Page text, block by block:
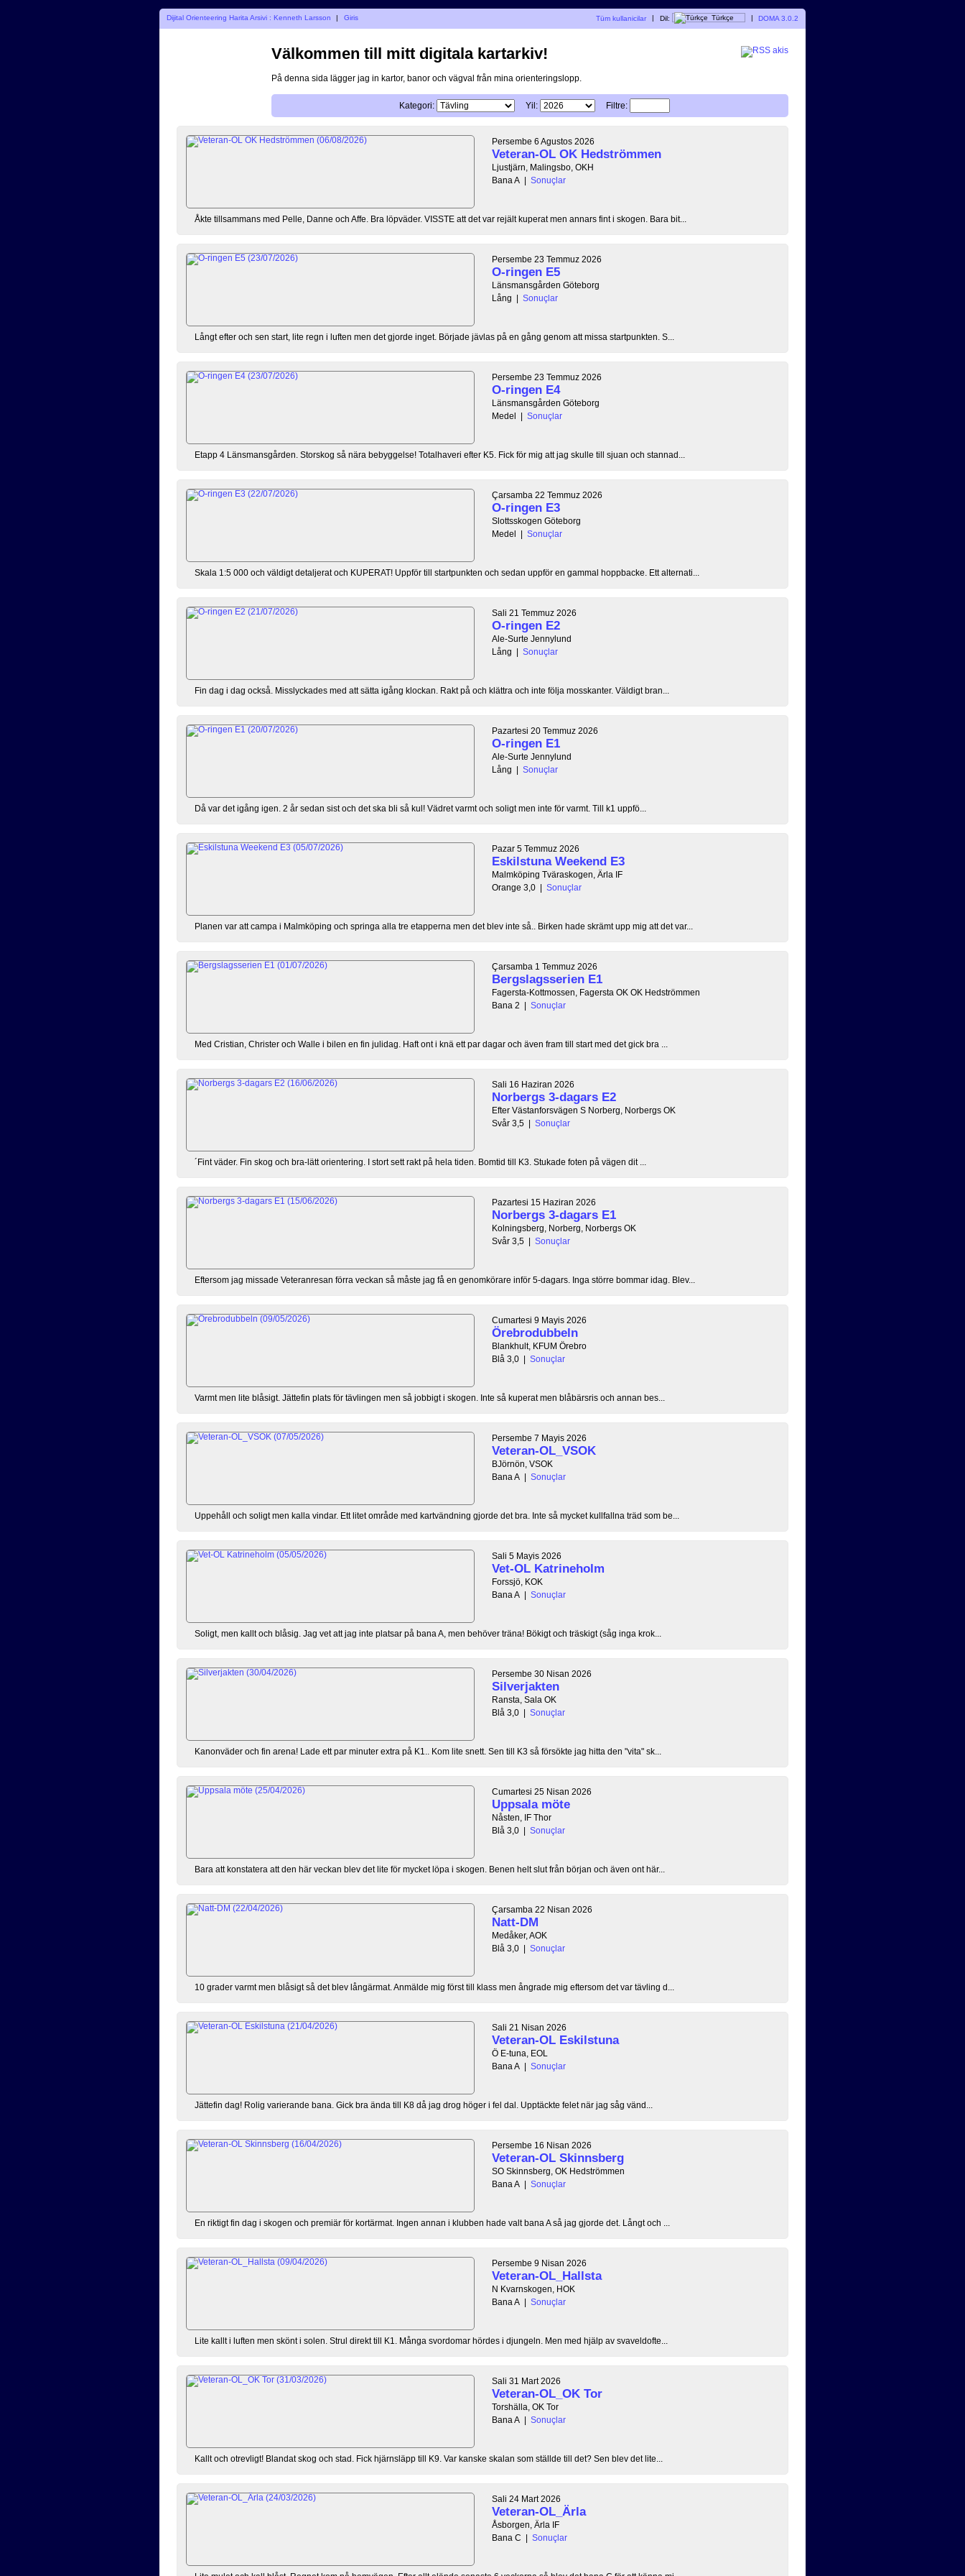
Dijital Orienteering Harita Arsivi : Kenneth Larsson | Giris Tüm kullanicilar | Dil: Türkçe | DOMA 3.0.2
Välkommen till mitt digitala kartarkiv!
På denna sida lägger jag in kartor, banor och vägval från mina orienteringslopp.
Kategori: Yil: Filtre:
Persembe 6 Agustos 2026
Veteran-OL OK Hedströmmen
Ljustjärn, Malingsbo, OKH
Bana A | Sonuçlar
Åkte tillsammans med Pelle, Danne och Affe. Bra löpväder. VISSTE att det var rejält kuperat men annars fint i skogen. Bara bit...
Persembe 23 Temmuz 2026
O-ringen E5
Länsmansgården Göteborg
Lång | Sonuçlar
Långt efter och sen start, lite regn i luften men det gjorde inget. Började jävlas på en gång genom att missa startpunkten. S...
Persembe 23 Temmuz 2026
O-ringen E4
Länsmansgården Göteborg
Medel | Sonuçlar
Etapp 4 Länsmansgården. Storskog så nära bebyggelse! Totalhaveri efter K5. Fick för mig att jag skulle till sjuan och stannad...
Çarsamba 22 Temmuz 2026
O-ringen E3
Slottsskogen Göteborg
Medel | Sonuçlar
Skala 1:5 000 och väldigt detaljerat och KUPERAT! Uppför till startpunkten och sedan uppför en gammal hoppbacke. Ett alternati...
Sali 21 Temmuz 2026
O-ringen E2
Ale-Surte Jennylund
Lång | Sonuçlar
Fin dag i dag också. Misslyckades med att sätta igång klockan. Rakt på och klättra och inte följa mosskanter. Väldigt bran...
Pazartesi 20 Temmuz 2026
O-ringen E1
Ale-Surte Jennylund
Lång | Sonuçlar
Då var det igång igen. 2 år sedan sist och det ska bli så kul! Vädret varmt och soligt men inte för varmt. Till k1 uppfö...
Pazar 5 Temmuz 2026
Eskilstuna Weekend E3
Malmköping Tväraskogen, Ärla IF
Orange 3,0 | Sonuçlar
Planen var att campa i Malmköping och springa alla tre etapperna men det blev inte så.. Birken hade skrämt upp mig att det var...
Çarsamba 1 Temmuz 2026
Bergslagsserien E1
Fagersta-Kottmossen, Fagersta OK OK Hedströmmen
Bana 2 | Sonuçlar
Med Cristian, Christer och Walle i bilen en fin julidag. Haft ont i knä ett par dagar och även fram till start med det gick bra ...
Sali 16 Haziran 2026
Norbergs 3-dagars E2
Efter Västanforsvägen S Norberg, Norbergs OK
Svår 3,5 | Sonuçlar
´Fint väder. Fin skog och bra-lätt orientering. I stort sett rakt på hela tiden. Bomtid till K3. Stukade foten på vägen dit ...
Pazartesi 15 Haziran 2026
Norbergs 3-dagars E1
Kolningsberg, Norberg, Norbergs OK
Svår 3,5 | Sonuçlar
Eftersom jag missade Veteranresan förra veckan så måste jag få en genomkörare inför 5-dagars. Inga större bommar idag. Blev...
Cumartesi 9 Mayis 2026
Örebrodubbeln
Blankhult, KFUM Örebro
Blå 3,0 | Sonuçlar
Varmt men lite blåsigt. Jättefin plats för tävlingen men så jobbigt i skogen. Inte så kuperat men blåbärsris och annan bes...
Persembe 7 Mayis 2026
Veteran-OL_VSOK
BJörnön, VSOK
Bana A | Sonuçlar
Uppehåll och soligt men kalla vindar. Ett litet område med kartvändning gjorde det bra. Inte så mycket kullfallna träd som be...
Sali 5 Mayis 2026
Vet-OL Katrineholm
Forssjö, KOK
Bana A | Sonuçlar
Soligt, men kallt och blåsig. Jag vet att jag inte platsar på bana A, men behöver träna! Bökigt och träskigt (såg inga krok...
Persembe 30 Nisan 2026
Silverjakten
Ransta, Sala OK
Blå 3,0 | Sonuçlar
Kanonväder och fin arena! Lade ett par minuter extra på K1.. Kom lite snett. Sen till K3 så försökte jag hitta den "vita" sk...
Cumartesi 25 Nisan 2026
Uppsala möte
Nåsten, IF Thor
Blå 3,0 | Sonuçlar
Bara att konstatera att den här veckan blev det lite för mycket löpa i skogen. Benen helt slut från början och även ont här...
Çarsamba 22 Nisan 2026
Natt-DM
Medåker, AOK
Blå 3,0 | Sonuçlar
10 grader varmt men blåsigt så det blev långärmat. Anmälde mig först till klass men ångrade mig eftersom det var tävling d...
Sali 21 Nisan 2026
Veteran-OL Eskilstuna
Ö E-tuna, EOL
Bana A | Sonuçlar
Jättefin dag! Rolig varierande bana. Gick bra ända till K8 då jag drog höger i fel dal. Upptäckte felet när jag såg vänd...
Persembe 16 Nisan 2026
Veteran-OL Skinnsberg
SO Skinnsberg, OK Hedströmmen
Bana A | Sonuçlar
En riktigt fin dag i skogen och premiär för kortärmat. Ingen annan i klubben hade valt bana A så jag gjorde det. Långt och ...
Persembe 9 Nisan 2026
Veteran-OL_Hallsta
N Kvarnskogen, HOK
Bana A | Sonuçlar
Lite kallt i luften men skönt i solen. Strul direkt till K1. Många svordomar hördes i djungeln. Men med hjälp av svaveldofte...
Sali 31 Mart 2026
Veteran-OL_OK Tor
Torshälla, OK Tor
Bana A | Sonuçlar
Kallt och otrevligt! Blandat skog och stad. Fick hjärnsläpp till K9. Var kanske skalan som ställde till det? Sen blev det lite...
Sali 24 Mart 2026
Veteran-OL_Ärla
Åsborgen, Ärla IF
Bana C | Sonuçlar